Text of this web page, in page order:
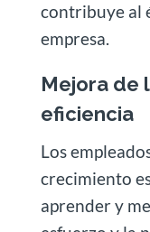
contribuye al
empresa.
Mejora de
eficiencia
Los
crecimiento
aprender y